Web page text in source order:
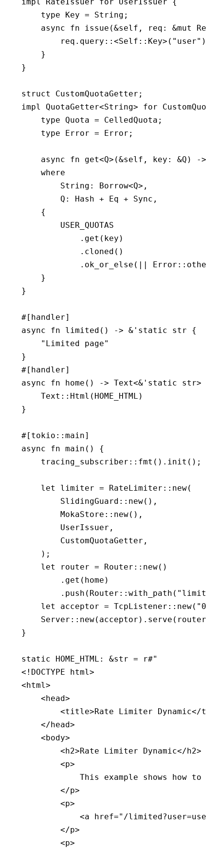
    type
Key = String ;
    async
fn issue (&self, req : &mut
        req
. query :: <Self :: Key>( "user" )
    }
}
struct CustomQuotaGetter ;
impl
QuotaGetter<String> for
    type
Quota = CelledQuota ;
    type
Error = Error ;
    async
fn get<Q>(&self, key : &Q ) ->
    where
        String
: Borrow<Q>,
        Q
: Hash + Eq + Sync ,
    {
        USER_QUOTAS
            .
get (key)
            .
cloned ()
            .
ok_or_else ( || Error :: other
    }
}
#[handler]
async fn limited () -> & ' static str {
    "Limited page"
}
#[handler]
async fn home () -> Text<& ' static str> {
    Text
:: Html (HOME_HTML)
}
#[tokio :: main]
async fn main () {
    tracing_subscriber
:: fmt () . init ();
    let
limiter = RateLimiter :: new(
        SlidingGuard
:: new(),
        MokaStore
:: new(),
        UserIssuer
,
        CustomQuotaGetter
,
    );
    let
router = Router :: new()
        .
get (home)
        .
push (Router :: with_path (
    let
acceptor = TcpListener :: new(
    Server
:: new(acceptor) . serve (router)
}
static HOME_HTML : &str = r#"
<!DOCTYPE html>
<html>
    <head>
<title>Rate Limiter Dynamic</
    </head>
    <body>
        <h2>Rate Limiter Dynamic</h2>
        <p>
This example shows how to
        </p>
        <p>
<a href="/
        </p>
        <p>